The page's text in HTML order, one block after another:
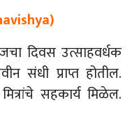
दिवस उत्साहवर्धक
संधी प्राप्त होतील.
सहकार्य मिळेल.